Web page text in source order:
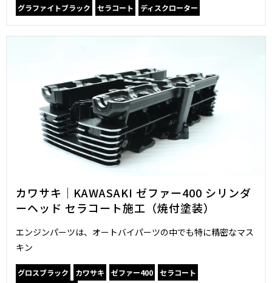
グラファイトブラック セラコート ディスクローター
カワサキ｜KAWASAKI ゼファー400 シリンダ
ーヘッド セラコート施工（焼付塗装）
エンジンパーツは、オートバイパーツの中でも特に精密なマス
キン
グロスブラック カワサキ ゼファー400
セラコート